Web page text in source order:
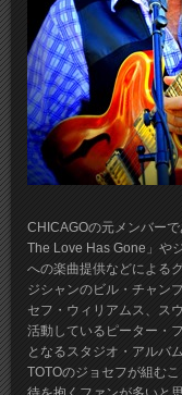
CHICAGOの元メンバー
The Love Has Gone」や
への楽曲提供などによる
ジシャンのビル・チャン
セフ・ウィリアムス、ス
活動しているピーター・
となるスタジオ・アルバ
TOTOのジョセフが組む